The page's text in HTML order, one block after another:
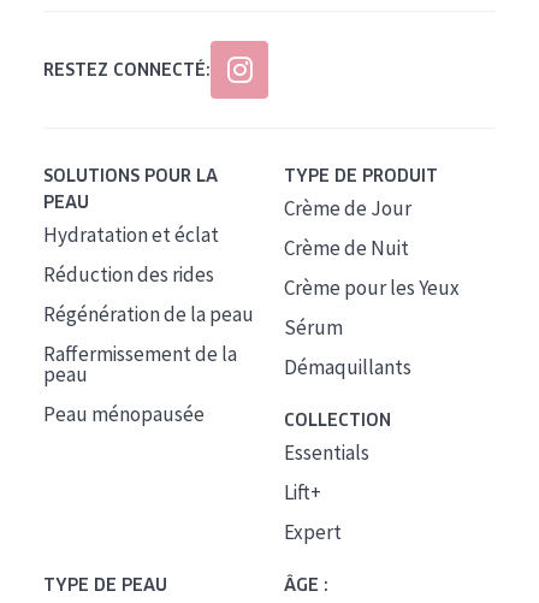
RESTEZ CONNECTÉ:
SOLUTIONS POUR LA
PEAU
Hydratation et éclat
Réduction des rides
Régénération de la peau
Raffermissement de la
peau
Peau ménopausée
TYPE DE PRODUIT
Crème de Jour
Crème de Nuit
Crème pour les Yeux
Sérum
Démaquillants
COLLECTION
Essentials
Lift+
Expert
TYPE DE PEAU ÂGE :